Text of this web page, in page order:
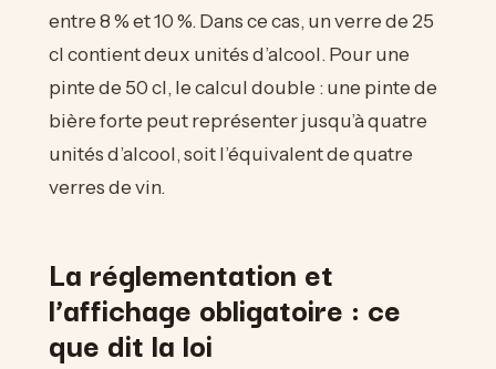
entre 8 % et 10 %. Dans ce cas, un verre de 25
cl contient deux unités d’alcool. Pour une
pinte de 50 cl, le calcul double : une pinte de
bière forte peut représenter jusqu’à quatre
unités d’alcool, soit l’équivalent de quatre
verres de vin.
La réglementation et
l’affichage obligatoire : ce
que dit la loi